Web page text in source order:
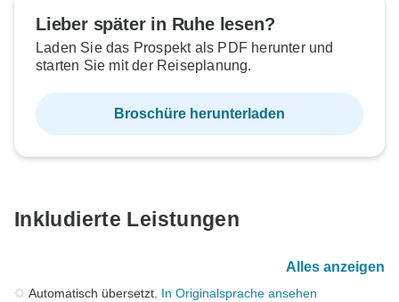
Lieber später in Ruhe lesen?
Laden Sie das Prospekt als PDF herunter und
starten Sie mit der Reiseplanung.
Broschüre herunterladen
Inkludierte Leistungen
Alles anzeigen
Automatisch übersetzt. In Originalsprache ansehen